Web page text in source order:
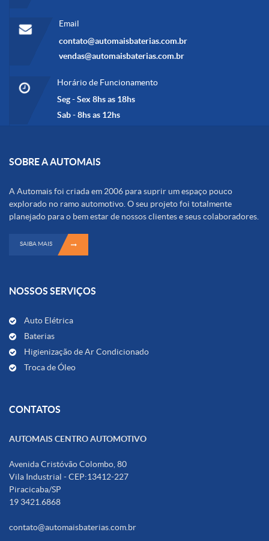
Email
contato@automaisbaterias.com.br
vendas@automaisbaterias.com.br
Horário de Funcionamento
Seg - Sex 8hs as 18hs
Sab - 8hs as 12hs
SOBRE A AUTOMAIS
A Automais foi criada em 2006 para suprir um espaço pouco
explorado no ramo automotivo. O seu projeto foi totalmente
planejado para o bem estar de nossos clientes e seus colaboradores.
SAIBA MAIS
NOSSOS SERVIÇOS
Auto Elétrica
Baterias
Higienização de Ar Condicionado
Troca de Óleo
CONTATOS
AUTOMAIS CENTRO AUTOMOTIVO
Avenida Cristóvão Colombo, 80
Vila Industrial - CEP:13412-227
Piracicaba/SP
19 3421.6868
contato@automaisbaterias.com.br